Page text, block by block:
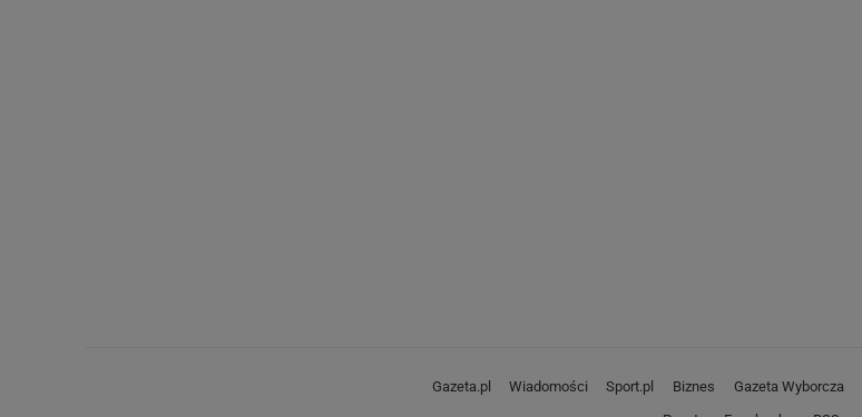
Gazeta.pl Wiadomości Sport.pl Biznes Gazeta Wyborcza